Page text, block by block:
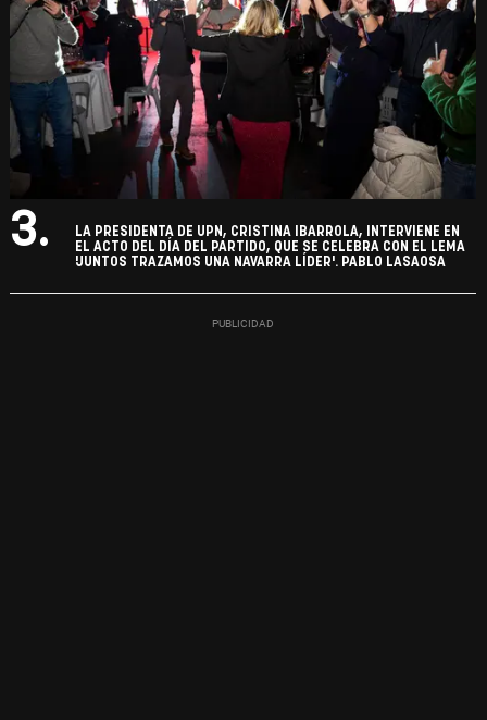
3.
LA PRESIDENTA DE UPN, CRISTINA IBARROLA, INTERVIENE EN
EL ACTO DEL DÍA DEL PARTIDO, QUE SE CELEBRA CON EL LEMA
'JUNTOS TRAZAMOS UNA NAVARRA LÍDER'. PABLO LASAOSA